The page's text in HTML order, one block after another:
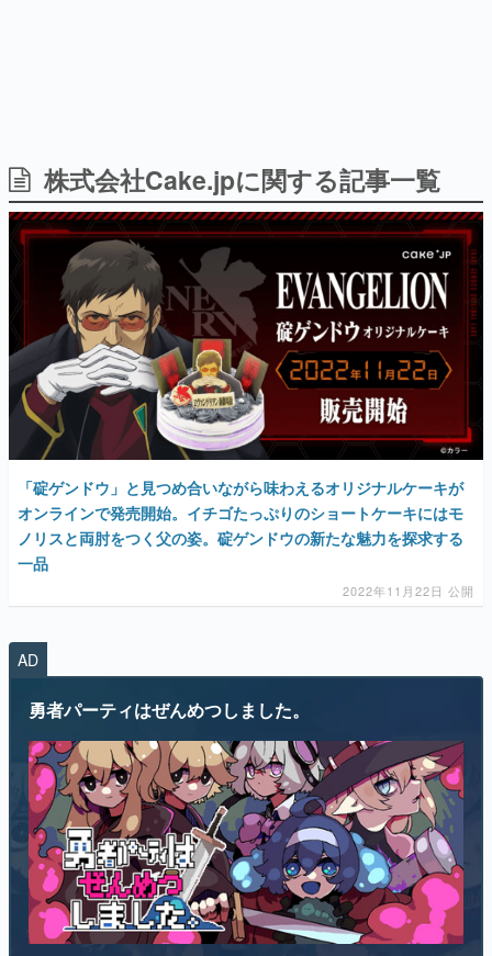
日本のコンテンツ産業やカルチャーに与えた影響を探る企
画です。
日本モバイルゲーム産業史
日本のモバイルゲーム史における主要なトピック・タイト
ルを網羅するほか、開発者へのインタビューや識者による
解説を掲載。約20年の歴史が一望できる決定版！
若ゲのいたり〜ゲームクリエイターの青春〜
『うつヌケ』『ペンと箸』等で知られるマンガ家・田中圭
一先生によるゲーム業界レポートマンガです。
なんでゲームは面白い？
ゲーム開発者・hamatsu氏がゲームの魅力を画面や操作の
具体的な形から解き明かしていく、硬派で骨太な評論連載
です。
ゲームが変えた日本語
「経験値」「裏技」「ラスボス」… ゲームにまつわる言葉
の起源や用法の変遷を、コンピューター文化史研究家・タ
イニーP氏が徹底調査。
特集記事
アプリレビュー
その他
電ファミニコゲーマーとは？
運営：株式会社マレ
株式会社Cake.jpに関する記事一覧
「碇ゲンドウ」と見つめ合いながら味わえるオリジナルケーキが
オンラインで発売開始。イチゴたっぷりのショートケーキにはモ
ノリスと両肘をつく父の姿。碇ゲンドウの新たな魅力を探求する
一品
2022年11月22日 公開
AD
勇者パーティはぜんめつしました。